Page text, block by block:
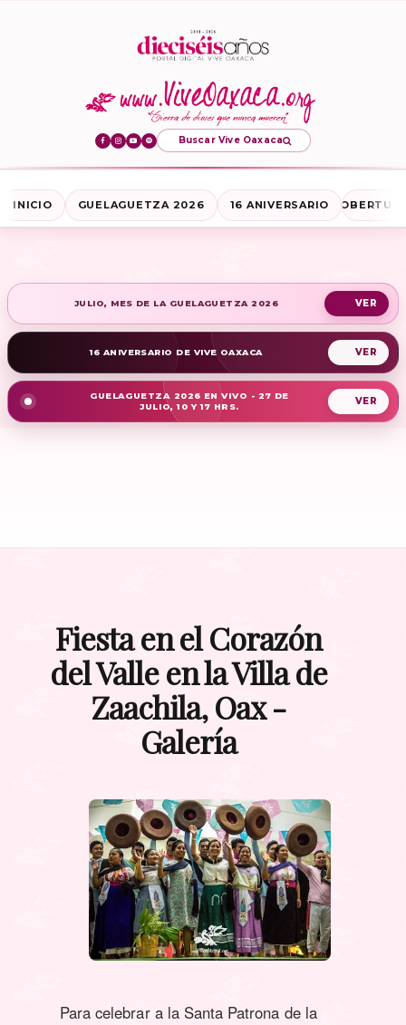
Buscar Vive Oaxaca
INICIO GUELAGUETZA 2026 16 ANIVERSARIO
JULIO, MES DE LA GUELAGUETZA 2026
16 ANIVERSARIO DE VIVE OAXACA
GUELAGUETZA 2026 EN VIVO - 27 DE
JULIO, 10 Y 17 HRS.
Fiesta en el Corazón
del Valle en la Villa de
Zaachila, Oax -
Galería
Para celebrar a la Santa Patrona de la